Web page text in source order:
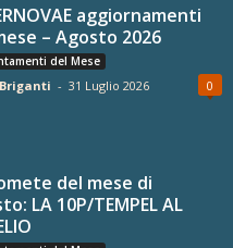
aggiornamenti
– Agosto 2026
del Mese
- 31 Luglio 2026 0
del mese di
LA 10P/TEMPEL AL